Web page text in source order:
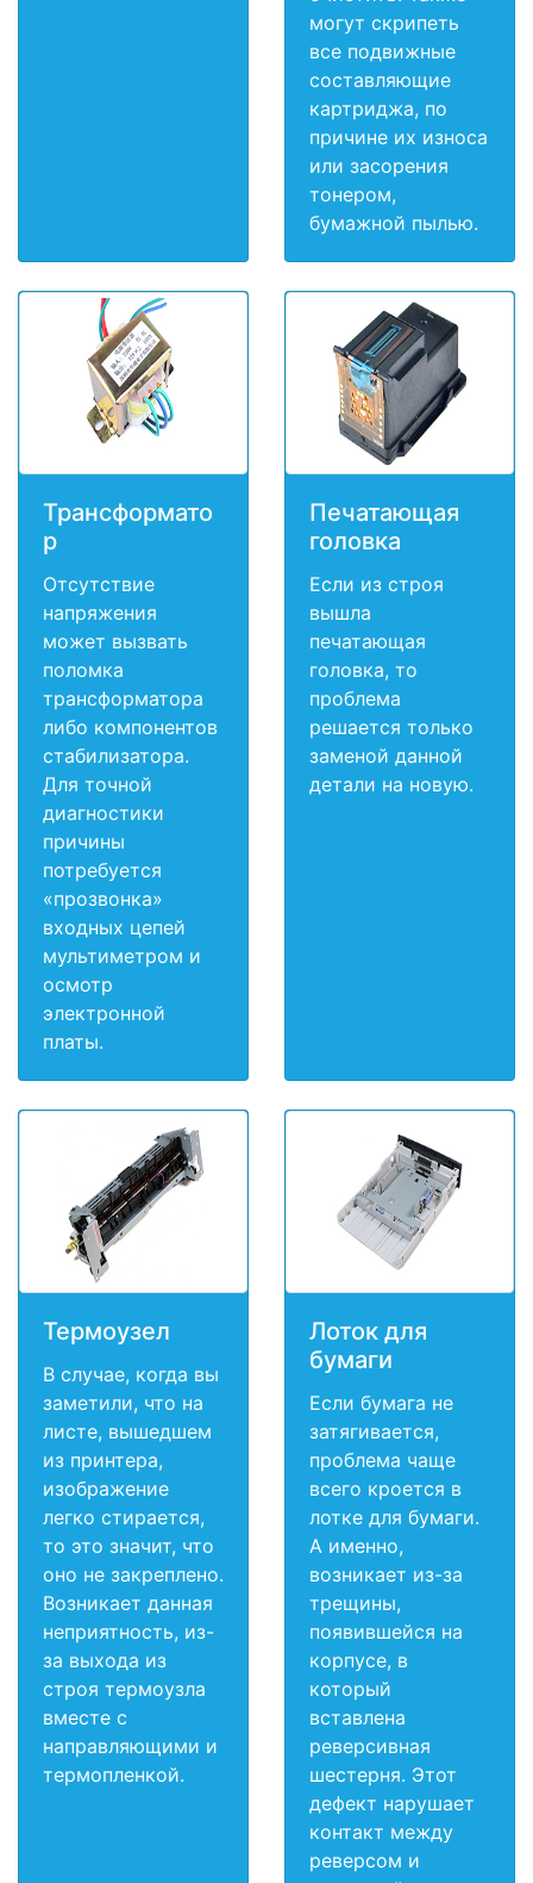
могут скрипеть
все подвижные
составляющие
картриджа, по
причине их износа
или засорения
тонером,
бумажной пылью.
Трансформато
р
Отсутствие
напряжения
может вызвать
поломка
трансформатора
либо компонентов
стабилизатора.
Для точной
диагностики
причины
потребуется
«прозвонка»
входных цепей
мультиметром и
осмотр
электронной
платы.
Печатающая
головка
Если из строя
вышла
печатающая
головка, то
проблема
решается только
заменой данной
детали на новую.
Термоузел
В случае, когда вы
заметили, что на
листе, вышедшем
из принтера,
изображение
легко стирается,
то это значит, что
оно не закреплено.
Возникает данная
неприятность, из-
за выхода из
строя термоузла
вместе с
направляющими и
термопленкой.
Лоток для
бумаги
Если бумага не
затягивается,
проблема чаще
всего кроется в
лотке для бумаги.
А именно,
возникает из-за
трещины,
появившейся на
корпусе, в
который
вставлена
реверсивная
шестерня. Этот
дефект нарушает
контакт между
реверсом и